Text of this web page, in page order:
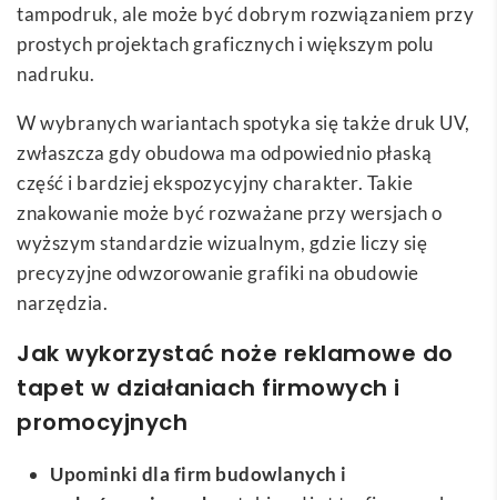
tampodruk, ale może być dobrym rozwiązaniem przy
prostych projektach graficznych i większym polu
nadruku.
W wybranych wariantach spotyka się także druk UV,
zwłaszcza gdy obudowa ma odpowiednio płaską
część i bardziej ekspozycyjny charakter. Takie
znakowanie może być rozważane przy wersjach o
wyższym standardzie wizualnym, gdzie liczy się
precyzyjne odwzorowanie grafiki na obudowie
narzędzia.
Jak wykorzystać noże reklamowe do
tapet w działaniach firmowych i
promocyjnych
Upominki dla firm budowlanych i